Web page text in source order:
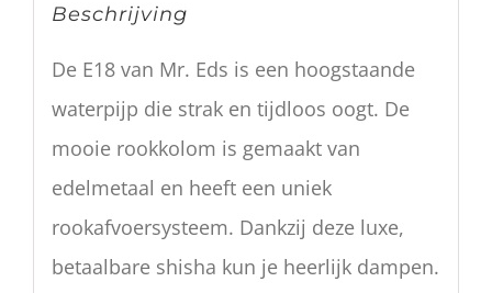
Beschrijving
De E18 van Mr. Eds is een hoogstaande
waterpijp die strak en tijdloos oogt. De
mooie rookkolom is gemaakt van
edelmetaal en heeft een uniek
rookafvoersysteem. Dankzij deze luxe,
betaalbare shisha kun je heerlijk dampen.